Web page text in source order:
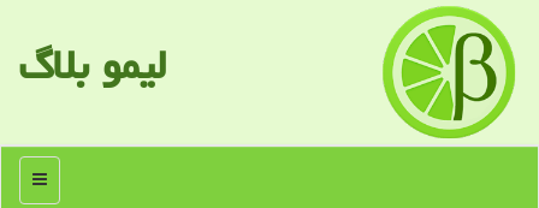
لیمو بلاگ
منو